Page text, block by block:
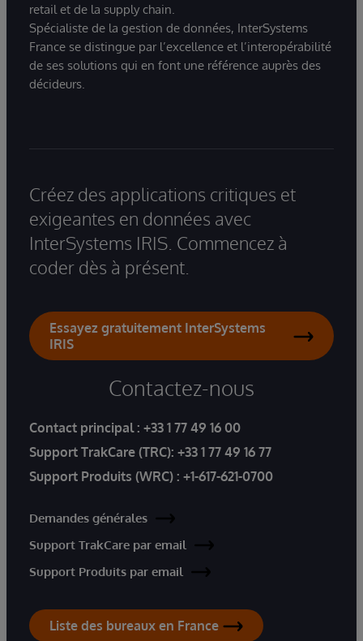
retail et de la supply chain.
Spécialiste de la gestion de données, InterSystems
France se distingue par l’excellence et l’interopérabilité
de ses solutions qui en font une référence auprès des
décideurs.
Créez des applications critiques et
exigeantes en données avec
InterSystems IRIS. Commencez à
coder dès à présent.
Essayez gratuitement InterSystems
IRIS
Contactez-nous
Contact principal : +33 1 77 49 16 00
Support TrakCare (TRC): +33 1 77 49 16 77
Support Produits (WRC) : +1-617-621-0700
Demandes générales
Support TrakCare par email
Support Produits par email
Liste des bureaux en France